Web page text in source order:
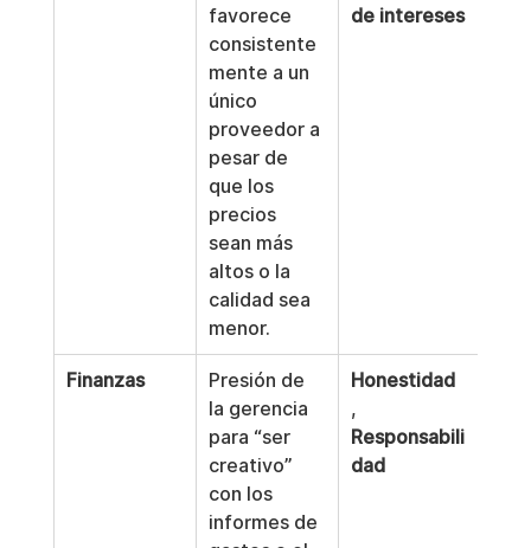
favorece
consistente
mente a un
único
proveedor a
pesar de
que los
precios
sean más
altos o la
calidad sea
menor.
de intereses
Finanzas
Presión de
la gerencia
para “ser
creativo”
con los
informes de
Honestidad
,
Responsabili
dad